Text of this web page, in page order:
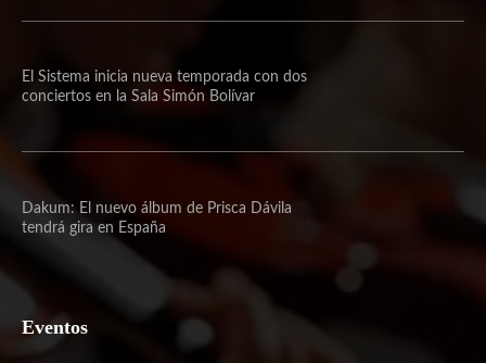
El Sistema inicia nueva temporada con dos
conciertos en la Sala Simón Bolívar
Dakum: El nuevo álbum de Prisca Dávila
tendrá gira en España
Eventos